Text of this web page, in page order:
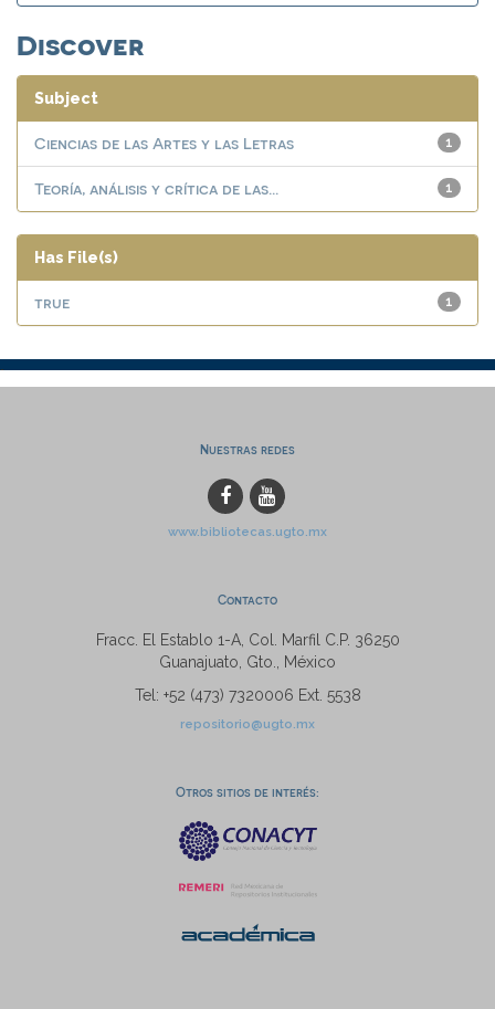
Discover
Subject
1
Ciencias de las Artes y las Letras
1
Teoría, análisis y crítica de las...
Has File(s)
1
true
Nuestras redes
www.bibliotecas.ugto.mx
Contacto
Fracc. El Establo 1-A, Col. Marfil C.P. 36250
Guanajuato, Gto., México
Tel: +52 (473) 7320006 Ext. 5538
repositorio@ugto.mx
Otros sitios de interés: